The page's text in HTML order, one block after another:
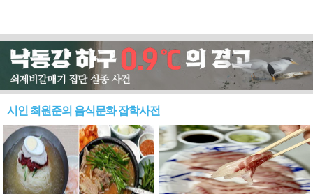
시인 최원준의 음식문화 잡학사전